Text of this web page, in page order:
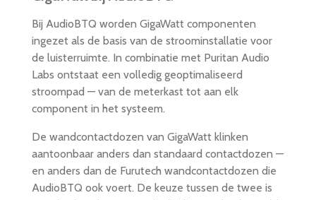
Bij AudioBTQ worden GigaWatt componenten
ingezet als de basis van de stroominstallatie voor
de luisterruimte. In combinatie met Puritan Audio
Labs ontstaat een volledig geoptimaliseerd
stroompad — van de meterkast tot aan elk
component in het systeem.
De wandcontactdozen van GigaWatt klinken
aantoonbaar anders dan standaard contactdozen —
en anders dan de Furutech wandcontactdozen die
AudioBTQ ook voert. De keuze tussen de twee is